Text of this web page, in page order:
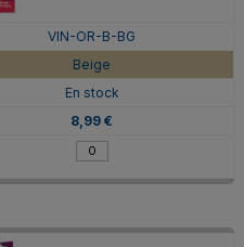
VIN-OR-B-BG
Beige
En stock
8,99 €